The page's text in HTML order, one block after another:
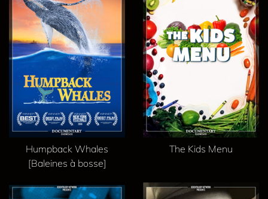
Humpback Whales
[Baleines à bosse]
The Kids Menu